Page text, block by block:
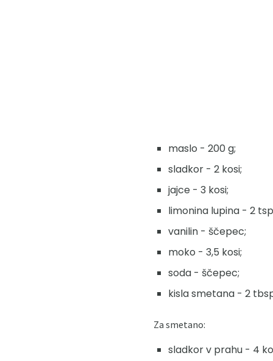
maslo - 200 g;
sladkor - 2 kosi;
jajce - 3 kosi;
limonina lupina - 2
vanilin - ščepec;
moko - 3,5 kosi;
soda - ščepec;
kisla smetana - 2
Za smetano:
sladkor v prahu - 4